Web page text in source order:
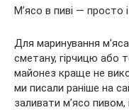
М’ясо в пиві —
Для маринування
сметану, гірчицю або
майонез краще не
ми писали раніше на
заливати м’ясо пивом,